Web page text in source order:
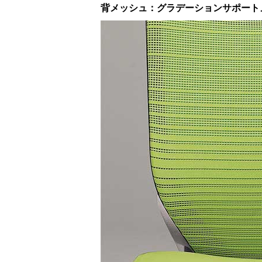
背メッシュ：グラデーションサポート